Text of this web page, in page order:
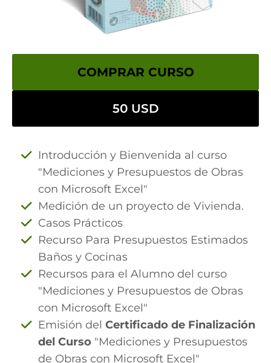
COMPRAR CURSO
50 USD
Introducción y Bienvenida al curso
"Mediciones y Presupuestos de Obras
con Microsoft Excel"
Medición de un proyecto de Vivienda.
Casos Prácticos
Recurso Para Presupuestos Estimados
Baños y Cocinas
Recursos para el Alumno del curso
"Mediciones y Presupuestos de Obras
con Microsoft Excel"
Emisión del Certificado de Finalización
del Curso "Mediciones y Presupuestos
de Obras con Microsoft Excel"